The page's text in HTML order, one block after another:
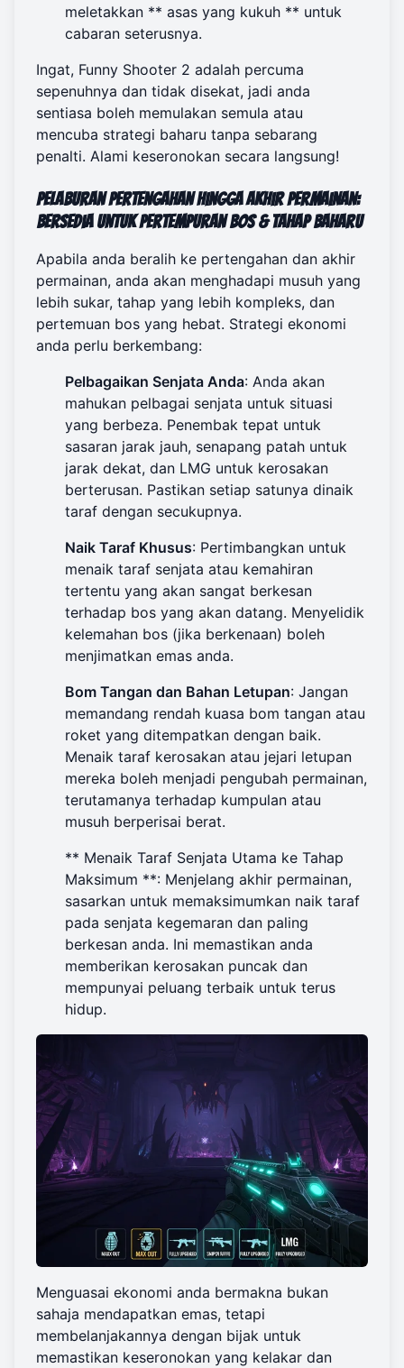
meletakkan ** asas yang kukuh ** untuk
cabaran seterusnya.
Ingat, Funny Shooter 2 adalah percuma
sepenuhnya dan tidak disekat, jadi anda
sentiasa boleh memulakan semula atau
mencuba strategi baharu tanpa sebarang
penalti. Alami keseronokan secara langsung!
Pelaburan Pertengahan hingga Akhir Permainan:
Bersedia untuk Pertempuran Bos & Tahap Baharu
Apabila anda beralih ke pertengahan dan akhir
permainan, anda akan menghadapi musuh yang
lebih sukar, tahap yang lebih kompleks, dan
pertemuan bos yang hebat. Strategi ekonomi
anda perlu berkembang:
Pelbagaikan Senjata Anda: Anda akan
mahukan pelbagai senjata untuk situasi
yang berbeza. Penembak tepat untuk
sasaran jarak jauh, senapang patah untuk
jarak dekat, dan LMG untuk kerosakan
berterusan. Pastikan setiap satunya dinaik
taraf dengan secukupnya.
Naik Taraf Khusus: Pertimbangkan untuk
menaik taraf senjata atau kemahiran
tertentu yang akan sangat berkesan
terhadap bos yang akan datang. Menyelidik
kelemahan bos (jika berkenaan) boleh
menjimatkan emas anda.
Bom Tangan dan Bahan Letupan: Jangan
memandang rendah kuasa bom tangan atau
roket yang ditempatkan dengan baik.
Menaik taraf kerosakan atau jejari letupan
mereka boleh menjadi pengubah permainan,
terutamanya terhadap kumpulan atau
musuh berperisai berat.
** Menaik Taraf Senjata Utama ke Tahap
Maksimum **: Menjelang akhir permainan,
sasarkan untuk memaksimumkan naik taraf
pada senjata kegemaran dan paling
berkesan anda. Ini memastikan anda
memberikan kerosakan puncak dan
mempunyai peluang terbaik untuk terus
hidup.
Menguasai ekonomi anda bermakna bukan
sahaja mendapatkan emas, tetapi
membelanjakannya dengan bijak untuk
memastikan keseronokan yang kelakar dan